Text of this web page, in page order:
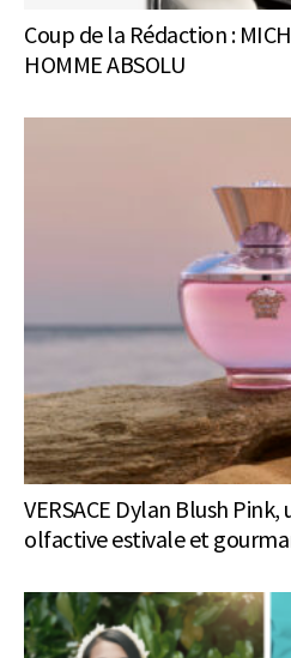
Coup de la Rédaction :
HOMME ABSOLU
VERSACE Dylan Blush
olfactive estivale et